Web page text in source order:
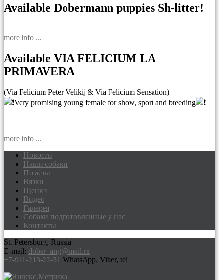
Available Dobermann puppies Sh-litter!
more info ...
Available VIA FELICIUM LA
PRIMAVERA
(Via Felicium Peter Velikij & Via Felicium Sensation)
Very promising young female for show, sport and breeding
more info ...
Доберманы питомник Via Felicium,
щенки добермана
Новости
Наши собаки
Помёты
Вязки
Щенки
Видео
Галерея
Собаки подготовленные у нас
Контакты
St. Petersburg, Russia
E-mail: dober_ang@mail.ru
+7-911-213-22-31 WhatsApp, Viber, tel